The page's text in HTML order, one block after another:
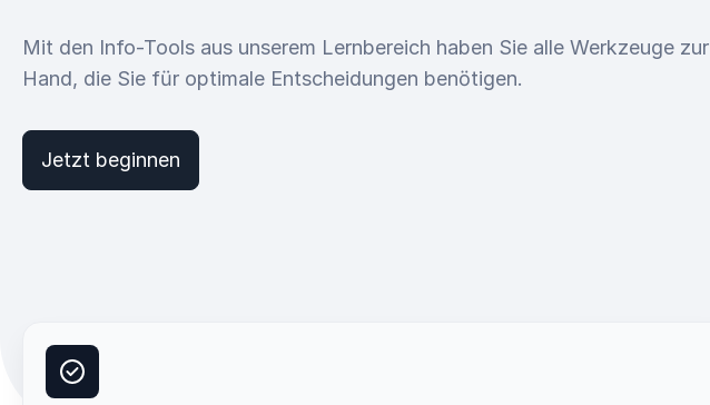
Mit den Info-Tools aus unserem Lernbereich haben Sie alle Werkzeuge zur
Hand, die Sie für optimale Entscheidungen benötigen.
Jetzt beginnen